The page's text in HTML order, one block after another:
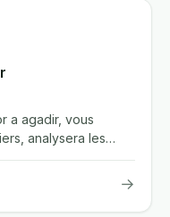
a agadir, vous
analysera les
→